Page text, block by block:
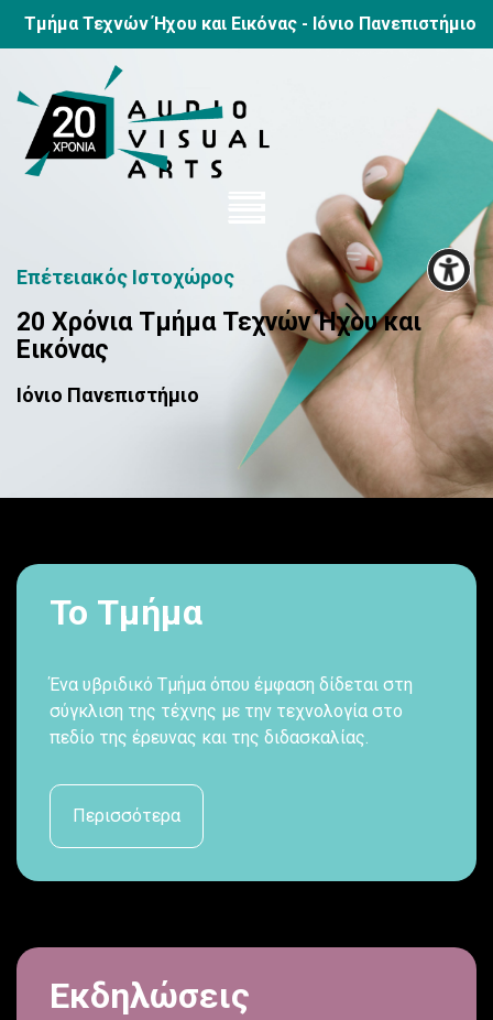
Τμήμα Τεχνών Ήχου και Εικόνας - Ιόνιο Πανεπιστήμιο
Επέτειακός Ιστοχώρος
20 Χρόνια Τμήμα Τεχνών Ήχου και
Εικόνας
Ιόνιο Πανεπιστήμιο
Το Τμήμα
Ένα υβριδικό Τμήμα όπου έμφαση δίδεται στη
σύγκλιση της τέχνης με την τεχνολογία στο
πεδίο της έρευνας και της διδασκαλίας.
Περισσότερα
Εκδηλώσεις